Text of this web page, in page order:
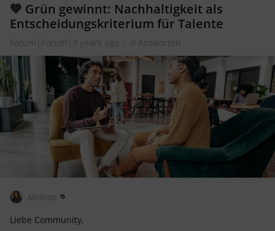
💚 Grün gewinnt: Nachhaltigkeit als
Entscheidungskriterium für Talente
Forum|Forum|3 years ago 0 Antworten
Melissa
Liebe Community,